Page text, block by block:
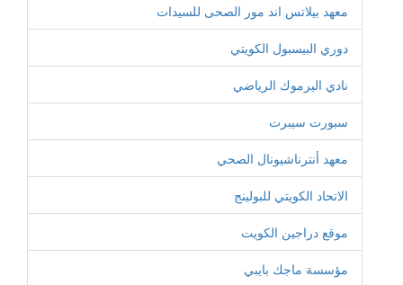
معهد بيلاتس اند مور الصحى للسيدات
دوري البيسبول الكويتي
نادي اليرموك الرياضي
سبورت سيبرت
معهد أنترناشيونال الصحي
الاتحاد الكويتي للبولينج
موقع دراجين الكويت
مؤسسة ماجك بايبي